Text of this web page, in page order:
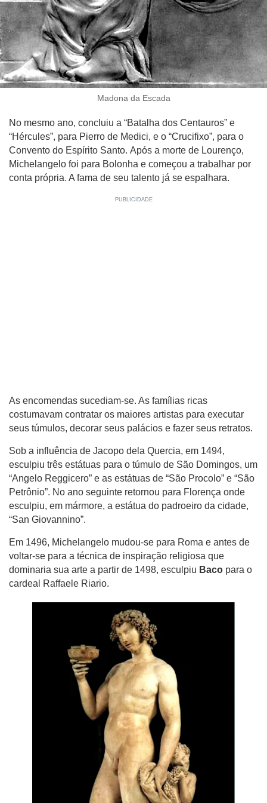
Madona da Escada
No mesmo ano, concluiu a “Batalha dos Centauros” e
“Hércules”, para Pierro de Medici, e o “Crucifixo”, para o
Convento do Espírito Santo. Após a morte de Lourenço,
Michelangelo foi para Bolonha e começou a trabalhar por
conta própria. A fama de seu talento já se espalhara.
As encomendas sucediam-se. As famílias ricas
costumavam contratar os maiores artistas para executar
seus túmulos, decorar seus palácios e fazer seus retratos.
Sob a influência de Jacopo dela Quercia, em 1494,
esculpiu três estátuas para o túmulo de São Domingos, um
“Angelo Reggicero” e as estátuas de “São Procolo” e “São
Petrônio”. No ano seguinte retornou para Florença onde
esculpiu, em mármore, a estátua do padroeiro da cidade,
“San Giovannino”.
Em 1496, Michelangelo mudou-se para Roma e antes de
voltar-se para a técnica de inspiração religiosa que
dominaria sua arte a partir de 1498, esculpiu Baco para o
cardeal Raffaele Riario.